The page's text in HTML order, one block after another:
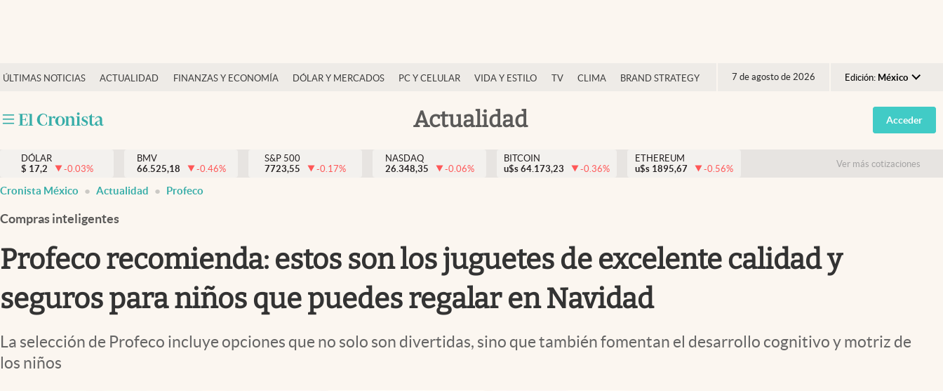
ÚLTIMAS NOTICIAS ACTUALIDAD FINANZAS Y ECONOMÍA DÓLAR Y MERCADOS PC Y CELULAR VIDA Y ESTILO TV CLIMA BRAND STRATEGY 7 de agosto de 2026 Edición: México
Argentina
España
USA
Actualidad
Actualidad
Internacionales
Opinión
Brand Strategy
Vida y estilo
Tv
Espiritualidad
Acceder
DÓLAR
$ 17,2 -0.03%
BMV
66.525,18
-0.46%
S&P 500
7723,55
-0.17%
NASDAQ
26.348,35
-0.06%
BITCOIN
u$s 64.173,23 -0.36%
ETHEREUM
u$s 1895,67 -0.56% Ver más cotizaciones
Cronista México Actualidad Profeco
Compras inteligentes
Profeco recomienda: estos son los juguetes de excelente calidad y
seguros para niños que puedes regalar en Navidad
La selección de Profeco incluye opciones que no solo son divertidas, sino que también fomentan el desarrollo cognitivo y motriz de
los niños